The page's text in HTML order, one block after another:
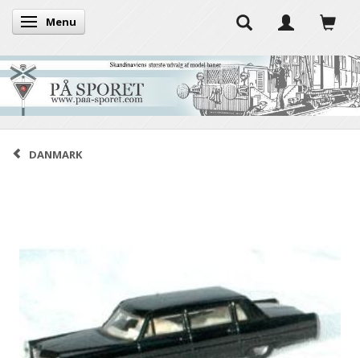
Skifte navigation
Menu
DANMARK